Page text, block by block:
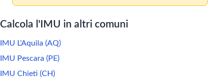
Calcola l'IMU in altri comuni
IMU L'Aquila (AQ)
IMU Pescara (PE)
IMU Chieti (CH)